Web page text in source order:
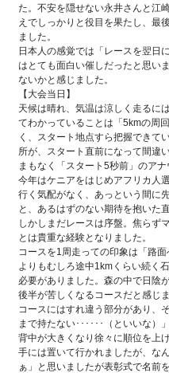
た。不安を隠せない永井さんと江
えでしっかりと役目を果たし、最
ました。
日本人の感覚では「レースを翌日
はとても面白い催しだったと思い
ないかと感じました。
【大会当日】
天候は晴れ、気温は涼しく走るに
てわかっていることは「5kmの周
く、スタート地点すら把握できて
所が、スタート直前になって間違
まもなく「スタート5秒前」のア
今年はケニアをはじめアフリカ人
行く気配がなく、あっという間に
と、あるはずのない期待を抱いた
しかしまだレースは序盤。焦らず
とは貴重な経験となりました。
コースを1周走っての印象は「路
よりもむしろ途中1kmくらい続く
必要がありました。森の中で日陰
後半が苦しくなるコースだと感じま
コースにはすれ違う部分があり、
まで持たない･･････（といいな
背中が大きくなり徐々に順位を上
手には置いて行かれましたが、な
ぁ」と思いましたが表彰式で名前